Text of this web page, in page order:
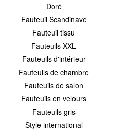
Doré
Fauteuil Scandinave
Fauteuil tissu
Fauteuils XXL
Fauteuils d'intérieur
Fauteuils de chambre
Fauteuils de salon
Fauteuils en velours
Fauteuils gris
Style international